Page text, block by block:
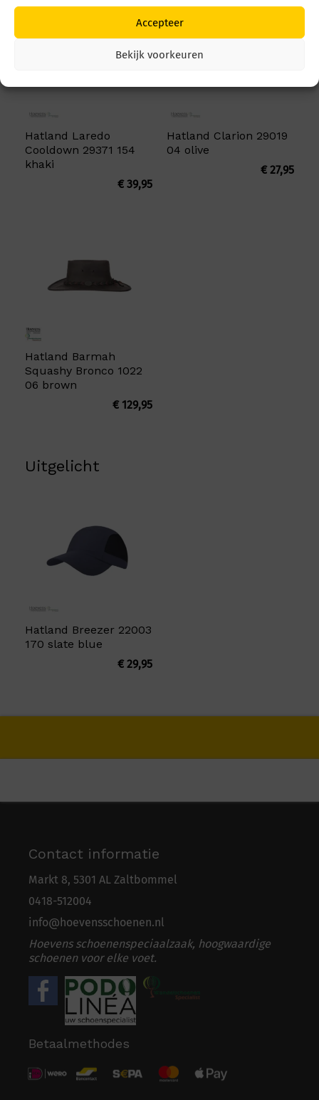
Accepteer
Bekijk voorkeuren
Hatland Laredo
Cooldown 29371 154
khaki
€39,95
Hatland Clarion 29019
04 olive
€27,95
Hatland Barmah
Squashy Bronco 1022
06 brown
€129,95
Uitgelicht
Hatland Breezer 22003
170 slate blue
€29,95
Contact informatie
Markt 8, 5301 AL Zaltbommel
0418-512004
info@hoevensschoenen.nl
Hoevens schoenenspeciaalzaak, hoogwaardige
schoenen voor elke voet.
Betaalmethodes